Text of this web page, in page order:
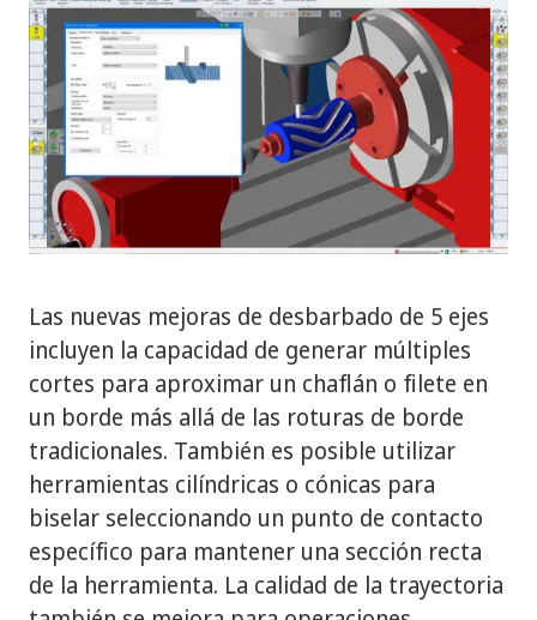
Las nuevas mejoras de desbarbado de 5 ejes
incluyen la capacidad de generar múltiples
cortes para aproximar un chaflán o filete en
un borde más allá de las roturas de borde
tradicionales. También es posible utilizar
herramientas cilíndricas o cónicas para
biselar seleccionando un punto de contacto
específico para mantener una sección recta
de la herramienta. La calidad de la trayectoria